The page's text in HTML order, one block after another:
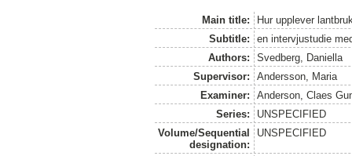
Main title:
Hur upplever
Subtitle:
en intervjustudie
Authors:
Svedberg, Daniella
Supervisor:
Andersson, Maria
Examiner:
Anderson, Claes
Series:
UNSPECIFIED
Volume/Sequential
designation:
UNSPECIFIED